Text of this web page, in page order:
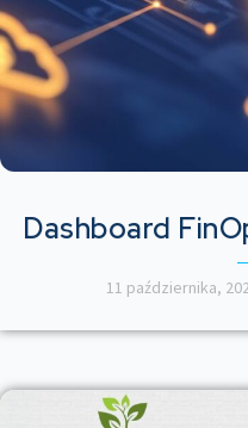
Dashboard
11 października,